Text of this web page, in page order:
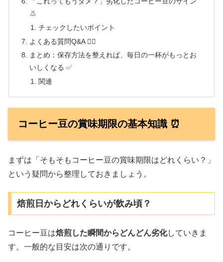
👃
チェックしたいポイント
よくある質問Q&A 🙋‍♀️
まとめ：保存方法を整えれば、毎日の一杯がもっとお
いしくなる ✅
関連
コーヒー豆の賞味期限の基本知識 ⏰
まずは「そもそもコーヒー豆の賞味期限はどれくらい？」
という疑問から整理しておきましょう。
焙煎日からどれくらいが飲み頃？
コーヒー豆は焙煎した瞬間からどんどん劣化していきま
す。一般的な目安は次の通りです。